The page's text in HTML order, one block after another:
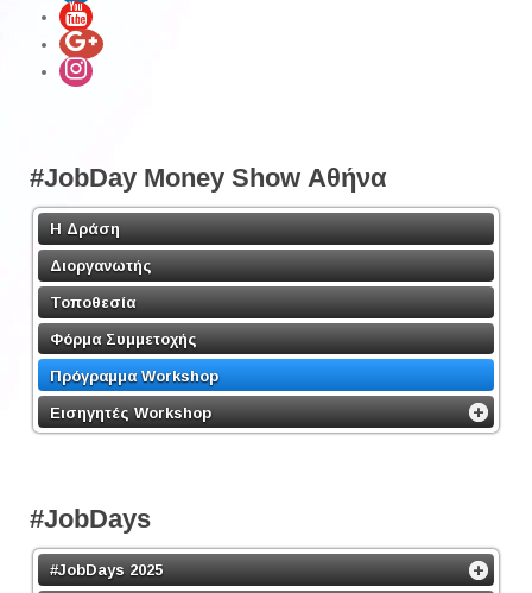
#JobDay Money Show Αθήνα
Η Δράση
Διοργανωτής
Τοποθεσία
Φόρμα Συμμετοχής
Πρόγραμμα Workshop
Εισηγητές Workshop
#JobDays
#JobDays 2025